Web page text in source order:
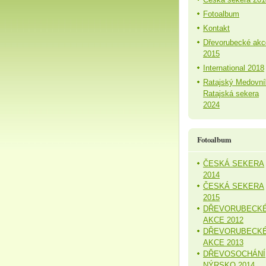
Fotoalbum
Kontakt
Dřevorubecké
2015
International 2018
Ratajský
Ratajská sekera
2024
Fotoalbum
ČESKÁ SEKERA
2014
ČESKÁ SEKERA
2015
AKCE 2012
AKCE 2013
DŘEVOSOCHÁNÍ